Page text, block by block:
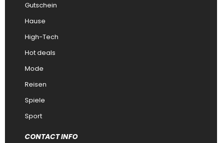
Gutschein
Hause
High-Tech
Hot deals
Mode
Reisen
Spiele
Sport
CONTACT INFO